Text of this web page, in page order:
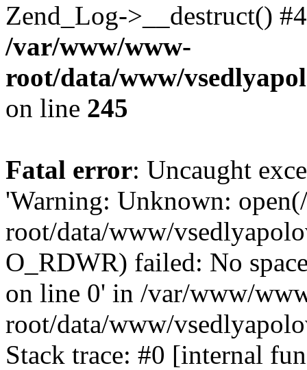
Zend_Log->__destruct()
/var/www/www-
root/data/www/
on line 245
Fatal error: Uncaught
'Warning: Unknown:
root/data/www/
O_RDWR) failed: No
on line 0' in /var/www/
root/data/www/
Stack trace: #0 [internal